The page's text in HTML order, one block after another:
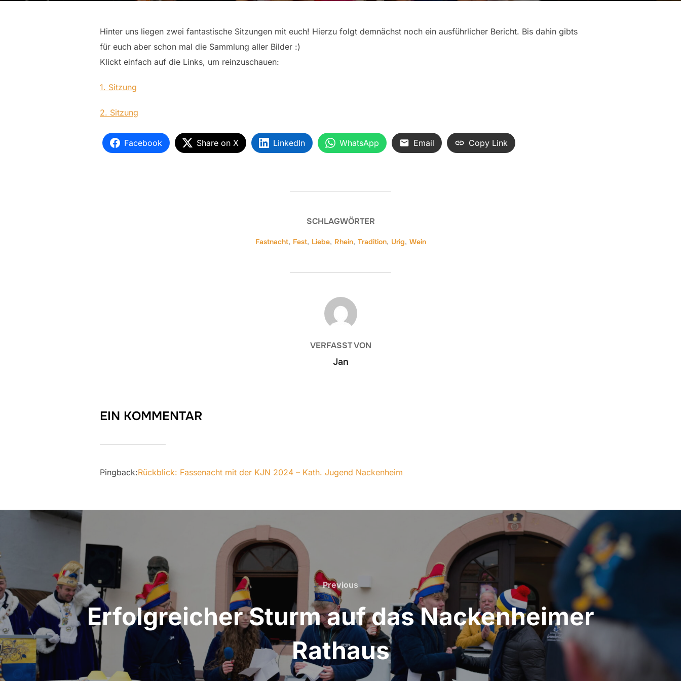
Hinter uns liegen zwei fantastische Sitzungen mit euch! Hierzu folgt demnächst noch ein ausführlicher Bericht. Bis dahin gibts
für euch aber schon mal die Sammlung aller Bilder :)
Klickt einfach auf die Links, um reinzuschauen:
1. Sitzung
2. Sitzung
Facebook Share on X LinkedIn WhatsApp Email Copy Link
SCHLAGWÖRTER
Fastnacht, Fest, Liebe, Rhein, Tradition, Urig, Wein
BEITRAGSAUTOR
VERFASST VON
Jan
EIN KOMMENTAR
Pingback:Rückblick: Fassenacht mit der KJN 2024 – Kath. Jugend Nackenheim
Beitragsnavigation
Previous
Previous
Erfolgreicher Sturm auf das Nackenheimer
Rathaus